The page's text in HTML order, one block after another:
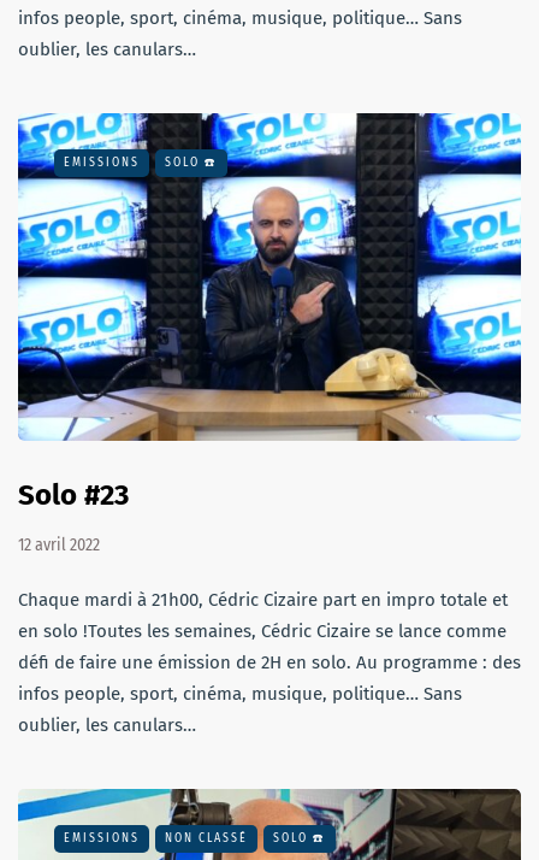
infos people, sport, cinéma, musique, politique… Sans
oublier, les canulars…
EMISSIONS SOLO ☎️
Solo #23
12 avril 2022
Chaque mardi à 21h00, Cédric Cizaire part en impro totale et
en solo !Toutes les semaines, Cédric Cizaire se lance comme
défi de faire une émission de 2H en solo. Au programme : des
infos people, sport, cinéma, musique, politique… Sans
oublier, les canulars…
EMISSIONS NON CLASSÉ SOLO ☎️